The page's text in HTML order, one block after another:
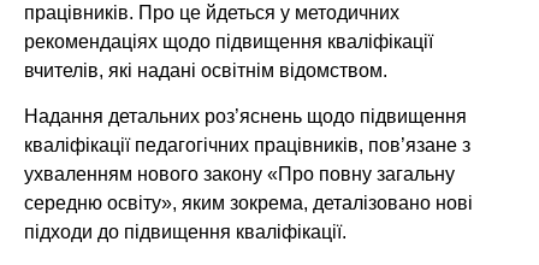
працівників. Про це йдеться у методичних
рекомендаціях щодо підвищення кваліфікації
вчителів, які надані освітнім відомством.
Надання детальних роз’яснень щодо підвищення
кваліфікації педагогічних працівників, пов’язане з
ухваленням нового закону «Про повну загальну
середню освіту», яким зокрема, деталізовано нові
підходи до підвищення кваліфікації.